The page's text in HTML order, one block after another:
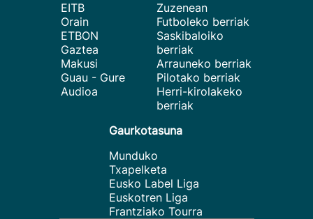
EITB
Orain
ETBON
Gaztea
Makusi
Guau - Gure
Audioa
Zuzenean
Futboleko berriak
Saskibaloiko
berriak
Arrauneko berriak
Pilotako berriak
Herri-kirolakeko
berriak
Gaurkotasuna
Munduko
Txapelketa
Eusko Label Liga
Euskotren Liga
Frantziako Tourra